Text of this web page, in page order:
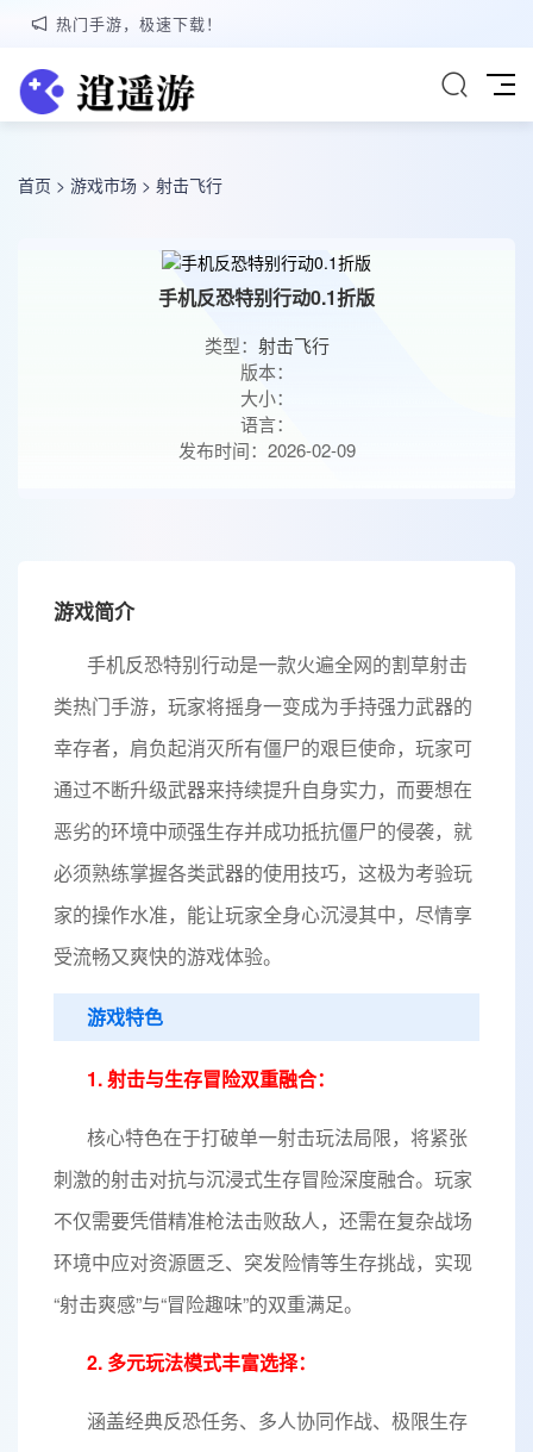
热门手游，极速下载！
首页 > 游戏市场 > 射击飞行
手机反恐特别行动0.1折版
类型： 射击飞行
版本：
大小：
语言：
发布时间：2026-02-09
游戏简介
手机反恐特别行动是一款火遍全网的割草射击
类热门手游，玩家将摇身一变成为手持强力武器的
幸存者，肩负起消灭所有僵尸的艰巨使命，玩家可
通过不断升级武器来持续提升自身实力，而要想在
恶劣的环境中顽强生存并成功抵抗僵尸的侵袭，就
必须熟练掌握各类武器的使用技巧，这极为考验玩
家的操作水准，能让玩家全身心沉浸其中，尽情享
受流畅又爽快的游戏体验。
游戏特色
1. 射击与生存冒险双重融合：
核心特色在于打破单一射击玩法局限，将紧张
刺激的射击对抗与沉浸式生存冒险深度融合。玩家
不仅需要凭借精准枪法击败敌人，还需在复杂战场
环境中应对资源匮乏、突发险情等生存挑战，实现
“射击爽感”与“冒险趣味”的双重满足。
2. 多元玩法模式丰富选择：
涵盖经典反恐任务、多人协同作战、极限生存